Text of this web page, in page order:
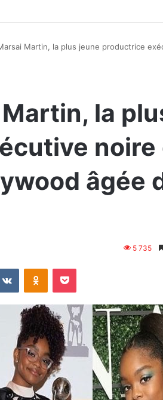
Martin, la plus jeune productrice
la
noire
âgée
5 735
VKontakteOdnoklassniki
Pocket